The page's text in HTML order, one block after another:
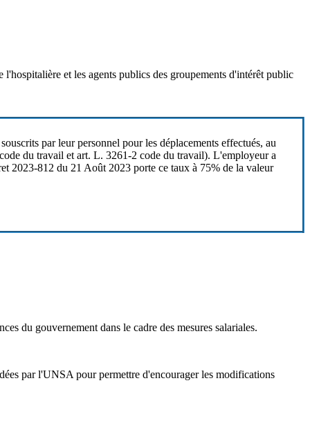
et les agents publics des groupements d'intérêt public
par leur personnel pour les déplacements effectués, au
du travail et art. L. 3261-2 code du travail). L'employeur a
2023-812 du 21 Août 2023 porte ce taux à 75% de la valeur
du gouvernement dans le cadre des mesures salariales.
par l'UNSA pour permettre d'encourager les modifications